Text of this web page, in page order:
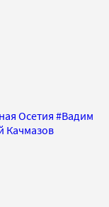
Осетия#Вадим
Качмазов